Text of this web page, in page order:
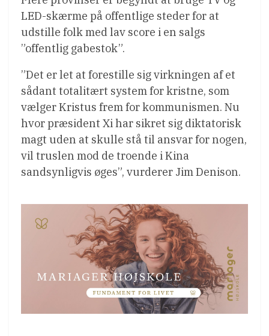
LED-skærme på offentlige steder for at
udstille folk med lav score i en salgs
”offentlig gabestok”.
”Det er let at forestille sig virkningen af et
sådant totalitært system for kristne, som
vælger Kristus frem for kommunismen. Nu
hvor præsident Xi har sikret sig diktatorisk
magt uden at skulle stå til ansvar for nogen,
vil truslen mod de troende i Kina
sandsynligvis øges”, vurderer Jim Denison.